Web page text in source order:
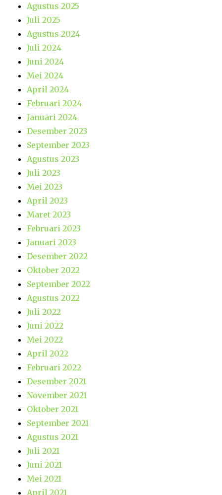
Agustus 2025
Juli 2025
Agustus 2024
Juli 2024
Juni 2024
Mei 2024
April 2024
Februari 2024
Januari 2024
Desember 2023
September 2023
Agustus 2023
Juli 2023
Mei 2023
April 2023
Maret 2023
Februari 2023
Januari 2023
Desember 2022
Oktober 2022
September 2022
Agustus 2022
Juli 2022
Juni 2022
Mei 2022
April 2022
Februari 2022
Desember 2021
November 2021
Oktober 2021
September 2021
Agustus 2021
Juli 2021
Juni 2021
Mei 2021
April 2021